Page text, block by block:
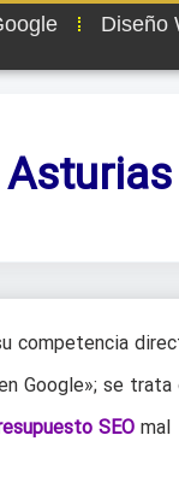
Diseño
competencia
Google»; se trata
SEOmal